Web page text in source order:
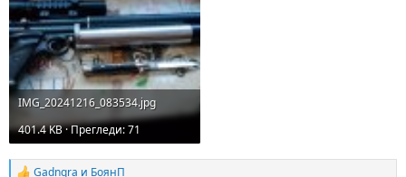
IMG_20241216_083534.jpg
401.4 KB · Прегледи: 71
Gadnqra и БоянП